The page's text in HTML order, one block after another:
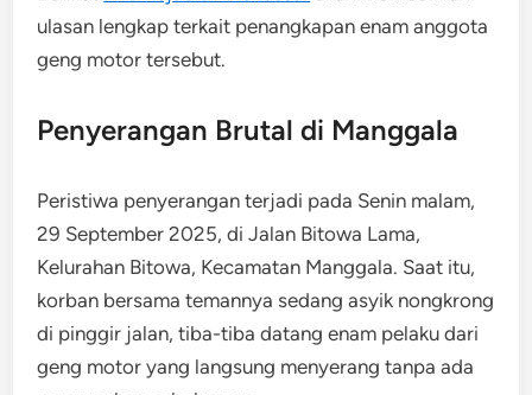
ulasan lengkap terkait penangkapan enam anggota
geng motor tersebut.
Penyerangan Brutal di Manggala
Peristiwa penyerangan terjadi pada Senin malam,
29 September 2025, di Jalan Bitowa Lama,
Kelurahan Bitowa, Kecamatan Manggala. Saat itu,
korban bersama temannya sedang asyik nongkrong
di pinggir jalan, tiba-tiba datang enam pelaku dari
geng motor yang langsung menyerang tanpa ada